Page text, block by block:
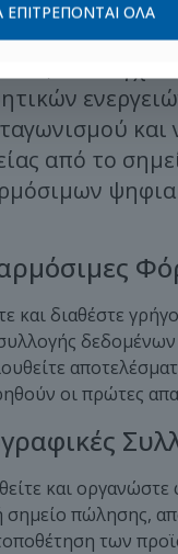
ομάδα σας
να
και
από το
και διαθέστε
δεδομένων
οι πρώτες
και
σημείο πώλησης,
των
ΕΠΙΤΡΈΠΟΝΤΑΙ ΌΛΑ